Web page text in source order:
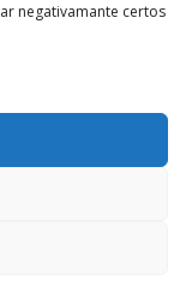
negativamante certos